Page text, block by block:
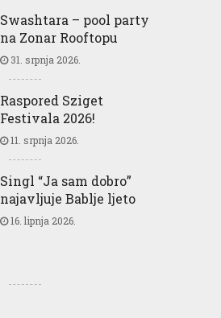
Swashtara – pool party
na Zonar Rooftopu
31. srpnja 2026.
Raspored Sziget
Festivala 2026!
11. srpnja 2026.
Singl “Ja sam dobro”
najavljuje Bablje ljeto
16. lipnja 2026.